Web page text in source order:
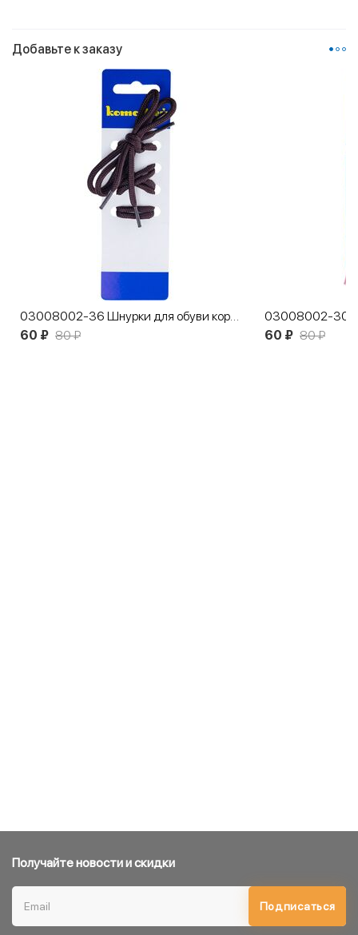
Добавьте к заказу
03008002-36 Шнурки для обуви коричневые
60 ₽ 80 ₽ 60 ₽ 80 ₽
Получайте новости и скидки
Подписаться